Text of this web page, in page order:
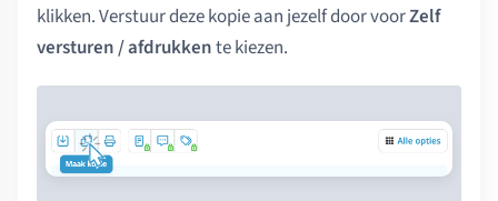
klikken. Verstuur deze kopie aan jezelf door voorZelf
versturen / afdrukkente kiezen.